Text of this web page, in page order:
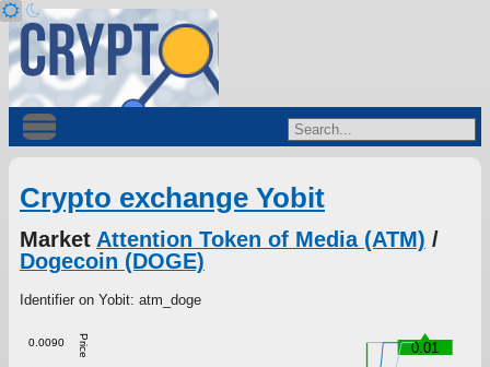
Crypto exchange Yobit
Market Attention Token of Media (ATM) /
Dogecoin (DOGE)
Identifier on Yobit: atm_doge
Price
0.0090 0.01